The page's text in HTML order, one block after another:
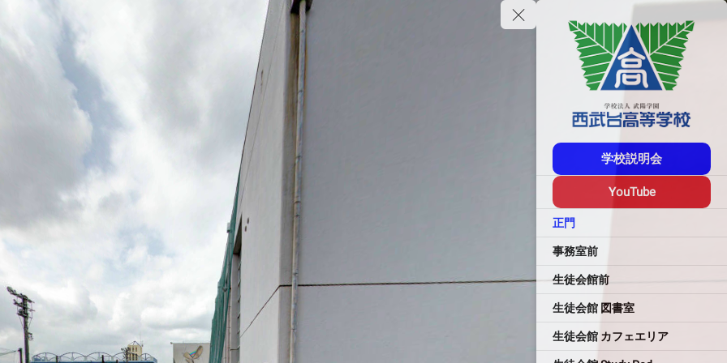
学校説明会
YouTube
正門
事務室前
生徒会館前
生徒会館 図書室
生徒会館 カフェエリア